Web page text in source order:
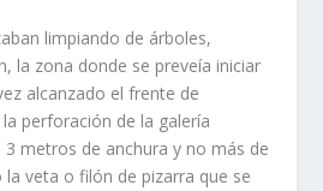
limpiando de árboles,
la zona donde se preveía iniciar
alcanzado el frente de
perforación de la galería
metros de anchura y no más de
la veta o fi­lón de pizarra que se